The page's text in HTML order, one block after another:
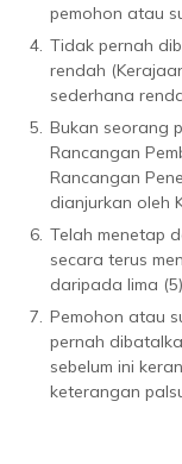
pemohon atau
4. Tidak pernah
rendah
sederhana
5. Bukan seorang
Rancangan
Rancangan
dianjurkan oleh
6. Telah menetap
secara terus
daripada lima
7. Pemohon atau
pernah
sebelum ini
keterangan